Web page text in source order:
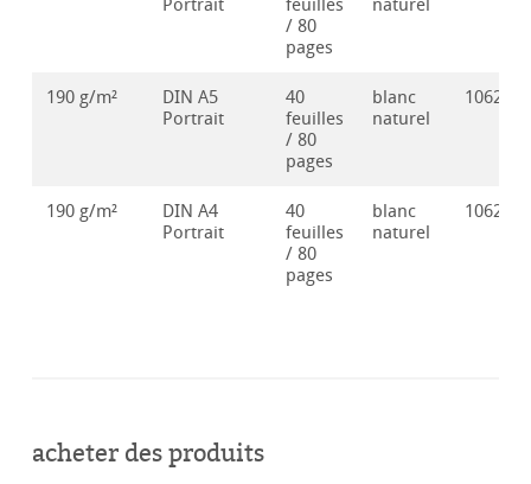
Portrait
feuilles
/ 80
pages
naturel
190 g/m²
DIN A5
Portrait
40
feuilles
/ 80
pages
blanc
naturel
190 g/m²
DIN A4
Portrait
40
feuilles
/ 80
pages
blanc
naturel
acheter des produits